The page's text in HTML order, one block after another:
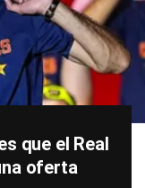
que el Real
oferta